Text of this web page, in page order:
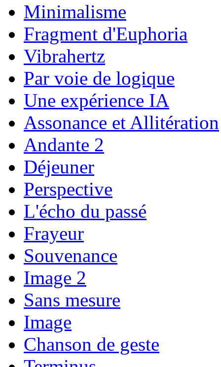
Minimalisme
Fragment d'Euphoria
Vibrahertz
Par voie de logique
Une expérience IA
Assonance et Allitération
Andante 2
Déjeuner
Perspective
L'écho du passé
Frayeur
Souvenance
Image 2
Sans mesure
Image
Chanson de geste